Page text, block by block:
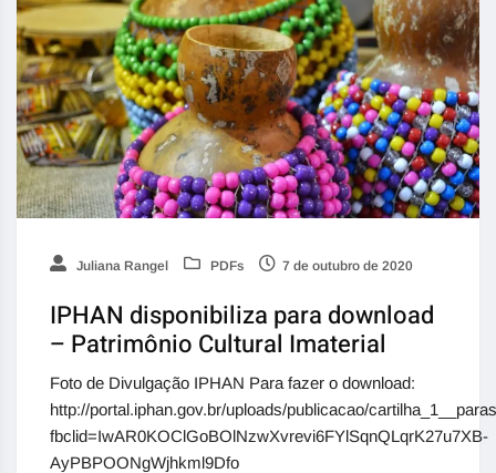
Juliana Rangel PDFs 7 de outubro de 2020
IPHAN disponibiliza para download
– Patrimônio Cultural Imaterial
Foto de Divulgação IPHAN Para fazer o download:
http://portal.iphan.gov.br/uploads/publicacao/
fbclid=IwAR0KOClGoBOlNzwXvrevi6FYlSqnQLqrK27u7XB-
AyPBPOONgWjhkml9Dfo